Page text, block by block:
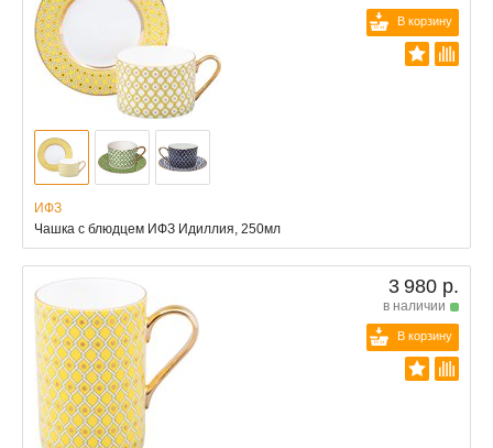
В корзину
ИФЗ
Чашка с блюдцем ИФЗ Идиллия, 250мл
3 980 р.
в наличии
В корзину